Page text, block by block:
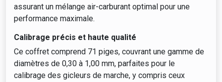
assurant un mélange air-carburant optimal pour une
performance maximale.
Calibrage précis et haute qualité
Ce coffret comprend 71 piges, couvrant une gamme de
diamètres de 0,30 à 1,00 mm, parfaites pour le
calibrage des gicleurs de marche, y compris ceux